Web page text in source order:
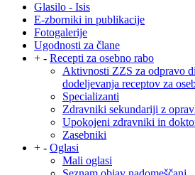
Glasilo - Isis
E-zborniki in publikacije
Fotogalerije
Ugodnosti za člane
+ - Recepti za osebno rabo
Aktivnosti ZZS za odpravo
dodeljevanja receptov za
Specializanti
Zdravniki sekundariji z
Upokojeni zdravniki in
Zasebniki
+ - Oglasi
Mali oglasi